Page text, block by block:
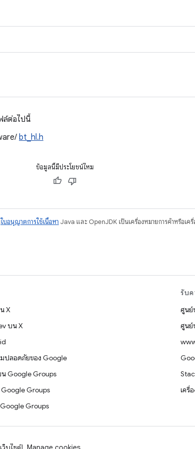
ล์ต่อไปนี้
bt_hl.h
ข้อมูลนี้มีประโยชน์ไหม
ใบอนุญาตการใช้เนื้อหา Java และ OpenJDK เป็นเครื่องหมายการค้าหรือเ
X
บน X
ปลอดภัยของ Google
Google Groups
Groups
Groups
รับค
ศูนย์
ศูนย์
เครื่